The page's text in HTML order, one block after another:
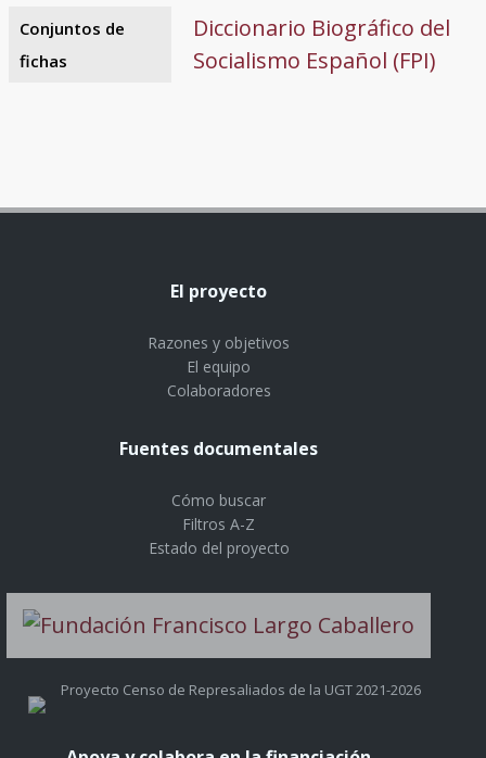
Conjuntos de
fichas
Diccionario Biográfico del
Socialismo Español (FPI)
El proyecto
Razones y objetivos
El equipo
Colaboradores
Fuentes documentales
Cómo buscar
Filtros A-Z
Estado del proyecto
Proyecto Censo de Represaliados de la UGT 2021-2026